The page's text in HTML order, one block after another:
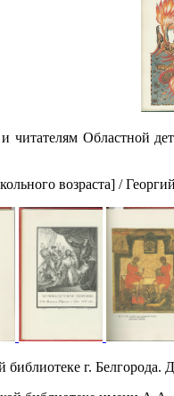
Областной
возраста] /
г.